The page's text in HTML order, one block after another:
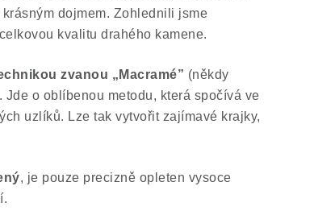
dojmem. Zohlednili jsme
kvalitu drahého kamene.
zvanou „Macramé” (někdy
o oblíbenou metodu, která spočívá ve
uzlíků. Lze tak vytvořit zajímavé krajky,
, je pouze precizně opleten vysoce